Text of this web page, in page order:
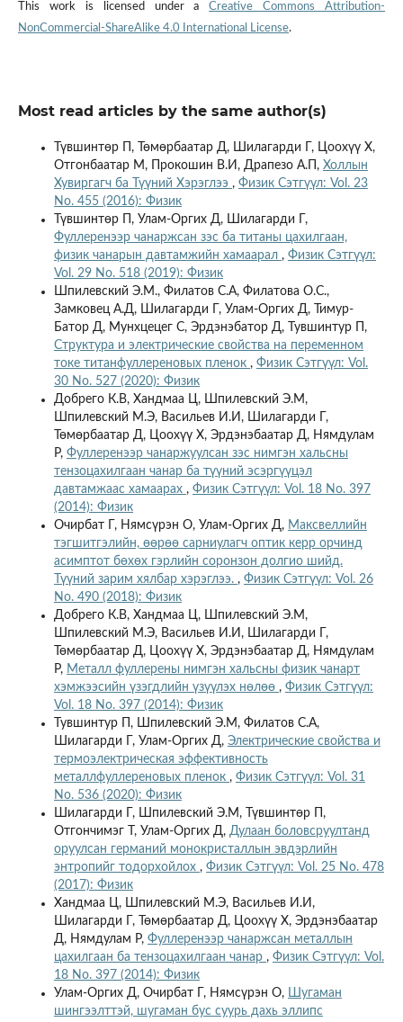
This work is licensed under aCreative Commons Attribution-
NonCommercial-ShareAlike 4.0 International License.
Most read articles by the same author(s)
Түвшинтөр П, Төмөрбаатар Д, Шилагарди Г, Цоохүү Х,
Отгонбаатар М, Прокошин В.И, Драпезо А.П, Холлын
Хувиргагч ба Түүний Хэрэглээ , Физик Сэтгүүл: Vol. 23
No. 455 (2016): Физик
Түвшинтөр П, Улам-Оргих Д, Шилагарди Г,
Фуллеренээр чанаржсан зэс ба титаны цахилгаан,
физик чанарын давтамжийн хамаарал , Физик Сэтгүүл:
Vol. 29 No. 518 (2019): Физик
Шпилевский Э.М., Филатов С.А, Филатова О.С.,
Замковец А.Д, Шилагарди Г, Улам-Оргих Д, Тимур-
Батор Д, Мунхцецег С, Эрдэнэбатор Д, Тувшинтур П,
Структура и электрические свойства на переменном
токе титанфуллереновых пленок , Физик Сэтгүүл: Vol.
30 No. 527 (2020): Физик
Добрего К.В, Хандмаа Ц, Шпилевский Э.М,
Шпилевский М.Э, Васильев И.И, Шилагарди Г,
Төмөрбаатар Д, Цоохүү Х, Эрдэнэбаатар Д, Нямдулам
Р, Фуллеренээр чанаржуулсан зэс нимгэн хальсны
тензоцахилгаан чанар ба түүний эсэргүүцэл
давтамжаас хамаарах , Физик Сэтгүүл: Vol. 18 No. 397
(2014): Физик
Очирбат Г, Нямсүрэн О, Улам-Оргих Д, Максвеллийн
тэгшитгэлийн, өөрөө сарниулагч оптик керр орчинд
асимптот бөхөх гэрлийн соронзон долгио шийд.
Түүний зарим хялбар хэрэглээ. , Физик Сэтгүүл: Vol. 26
No. 490 (2018): Физик
Добрего К.В, Хандмаа Ц, Шпилевский Э.М,
Шпилевский М.Э, Васильев И.И, Шилагарди Г,
Төмөрбаатар Д, Цоохүү Х, Эрдэнэбаатар Д, Нямдулам
Р, Металл фуллерены нимгэн хальсны физик чанарт
хэмжээсийн үзэгдлийн үзүүлэх нөлөө , Физик Сэтгүүл:
Vol. 18 No. 397 (2014): Физик
Тувшинтур П, Шпилевский Э.М, Филатов С.А,
Шилагарди Г, Улам-Оргих Д, Электрические свойства и
термоэлектрическая эффективность
металлфуллереновых пленок , Физик Сэтгүүл: Vol. 31
No. 536 (2020): Физик
Шилагарди Г, Шпилевский Э.М, Түвшинтѳр П,
Отгончимэг Т, Улам-Оргих Д, Дулаан боловсруултанд
оруулсан германий монокристаллын эвдэрлийн
энтропийг тодорхойлох , Физик Сэтгүүл: Vol. 25 No. 478
(2017): Физик
Хандмаа Ц, Шпилевский М.Э, Васильев И.И,
Шилагарди Г, Төмөрбаатар Д, Цоохүү Х, Эрдэнэбаатар
Д, Нямдулам Р, Фуллеренээр чанаржсан металлын
цахилгаан ба тензоцахилгаан чанар , Физик Сэтгүүл: Vol.
18 No. 397 (2014): Физик
Улам-Оргих Д, Очирбат Г, Нямсүрэн О, Шугаман
шингээлттэй, шугаман бус суурь дахь эллипс